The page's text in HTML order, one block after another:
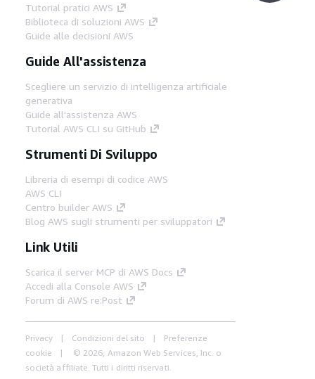
Tutorial pratici AWS
Biblioteca di soluzioni AWS
Guide alle decisioni AWS
Guide All'assistenza
Scegliere un servizio di intelligenza artificiale
generativa
Guide all'assistenza AWS
Tutorial AWS CLI su GitHub
Strumenti Di Sviluppo
Libreria di esempi di codice AWS
AWS CLI
Centro builder AWS
Blog AWS sugli strumenti per sviluppatori
Link Utili
Scarica il server MCP di AWS Docs
Accedi alla Console AWS
Forum di AWS re:Post
Privacy Condizioni del sito
Preferenze
cookie
© 2026, Amazon Web Services, Inc. o
società affiliate. Tutti i diritti riservati.